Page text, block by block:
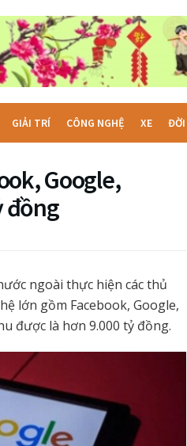
GIẢI TRÍ CÔNG NGHỆ XE ĐỜI
Google,
đồng
ngoài thực hiện các thủ
lớn gồm Facebook, Google,
được là hơn 9.000 tỷ đồng.